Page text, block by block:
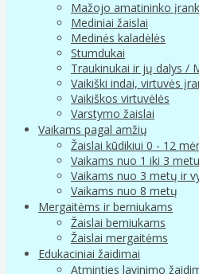
Mažojo amatininko
Mediniai žaislai
Medinės kaladėlės
Stumdukai
Traukinukai ir jų dalys /
Vaikiški indai, virtuvės
Vaikiškos virtuvėlės
Varstymo žaislai
Vaikams pagal amžių
Žaislai kūdikiui 0 - 12
Vaikams nuo 1 iki 3
Vaikams nuo 3 metų ir
Vaikams nuo 8 metų
Mergaitėms ir berniukams
Žaislai berniukams
Žaislai mergaitėms
Edukaciniai žaidimai
Atminties lavinimo